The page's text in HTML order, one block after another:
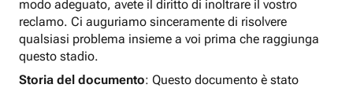
modo adeguato, avete il diritto di inoltrare il vostro
reclamo. Ci auguriamo sinceramente di risolvere
qualsiasi problema insieme a voi prima che raggiunga
questo stadio.
Storia del documento: Questo documento è stato